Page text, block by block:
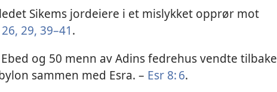
ledet Sikems jordeiere i et mislykket opprør mot
29, 39–41.
og 50 menn av Adins fedrehus vendte tilbake
sammen med Esra. – Esr 8: 6.